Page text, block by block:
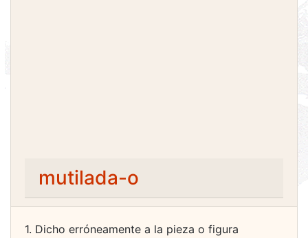
mutilada-o
1. Dicho erróneamente a la pieza o figura